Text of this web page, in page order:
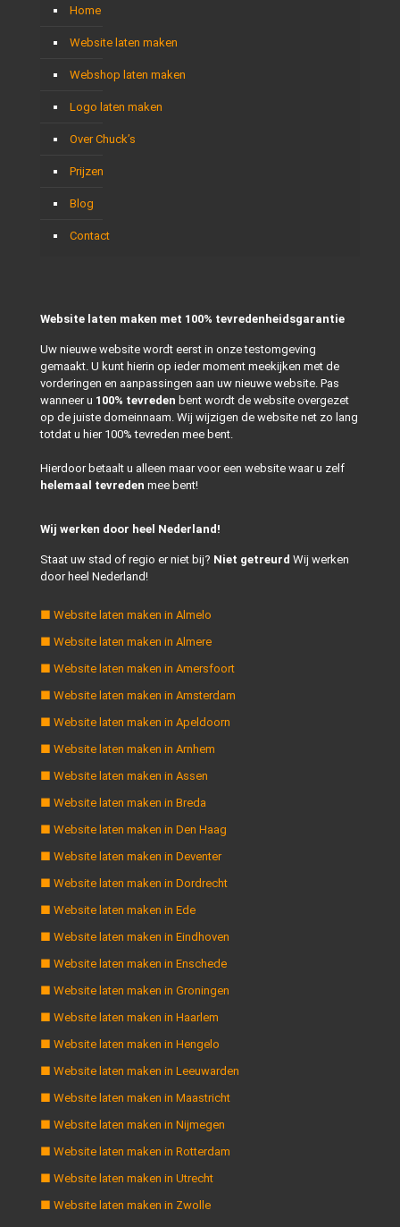
Home
Website laten maken
Webshop laten maken
Logo laten maken
Over Chuck’s
Prijzen
Blog
Contact
Website laten maken met 100% tevredenheidsgarantie
Uw nieuwe website wordt eerst in onze testomgeving
gemaakt. U kunt hierin op ieder moment meekijken met de
vorderingen en aanpassingen aan uw nieuwe website. Pas
wanneer u 100% tevreden bent wordt de website overgezet
op de juiste domeinnaam. Wij wijzigen de website net zo lang
totdat u hier 100% tevreden mee bent.
Hierdoor betaalt u alleen maar voor een website waar u zelf
helemaal tevreden mee bent!
Wij werken door heel Nederland!
Staat uw stad of regio er niet bij? Niet getreurd Wij werken
door heel Nederland!
■ Website laten maken in Almelo
■ Website laten maken in Almere
■ Website laten maken in Amersfoort
■ Website laten maken in Amsterdam
■ Website laten maken in Apeldoorn
■ Website laten maken in Arnhem
■ Website laten maken in Assen
■ Website laten maken in Breda
■ Website laten maken in Den Haag
■ Website laten maken in Deventer
■ Website laten maken in Dordrecht
■ Website laten maken in Ede
■ Website laten maken in Eindhoven
■ Website laten maken in Enschede
■ Website laten maken in Groningen
■ Website laten maken in Haarlem
■ Website laten maken in Hengelo
■ Website laten maken in Leeuwarden
■ Website laten maken in Maastricht
■ Website laten maken in Nijmegen
■ Website laten maken in Rotterdam
■ Website laten maken in Utrecht
■ Website laten maken in Zwolle